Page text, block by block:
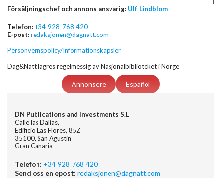
Försäljningschef och annons ansvarig: Ulf Lindblom
Telefon:+34 928 768 420
E-post:redaksjonen@dagnatt.com
Personvernspolicy/Informationskapsler
Dag&Natt lagres regelmessig av Nasjonalbiblioteket i Norge
Annonsere Español
DN Publications and Investments S.L
Calle las Dalias,
Edificio Las Flores, 85Z
35100, San Agustin
Gran Canaria
Telefon: +34 928 768 420
Send oss en epost: redaksjonen@dagnatt.com